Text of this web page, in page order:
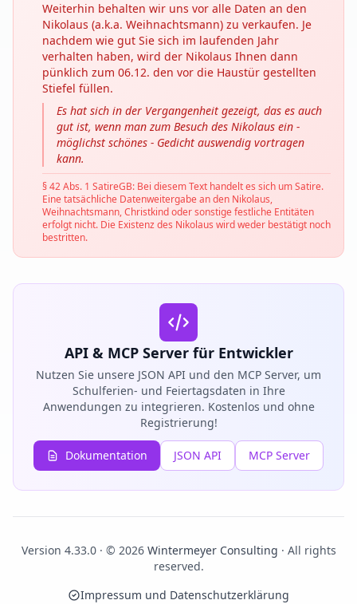
Weiterhin behalten wir uns vor alle Daten an den
Nikolaus (a.k.a. Weihnachtsmann) zu verkaufen. Je
nachdem wie gut Sie sich im laufenden Jahr
verhalten haben, wird der Nikolaus Ihnen dann
pünklich zum 06.12. den vor die Haustür gestellten
Stiefel füllen.
Es hat sich in der Vergangenheit gezeigt, das es auch
gut ist, wenn man zum Besuch des Nikolaus ein -
möglichst schönes - Gedicht auswendig vortragen
kann.
§ 42 Abs. 1 SatireGB: Bei diesem Text handelt es sich um Satire.
Eine tatsächliche Datenweitergabe an den Nikolaus,
Weihnachtsmann, Christkind oder sonstige festliche Entitäten
erfolgt nicht. Die Existenz des Nikolaus wird weder bestätigt noch
bestritten.
API & MCP Server für Entwickler
Nutzen Sie unsere JSON API und den MCP Server, um
Schulferien- und Feiertagsdaten in Ihre
Anwendungen zu integrieren. Kostenlos und ohne
Registrierung!
Dokumentation JSON API MCP Server
Version 4.33.0 · © 2026 Wintermeyer Consulting · All rights
reserved.
Impressum und Datenschutzerklärung